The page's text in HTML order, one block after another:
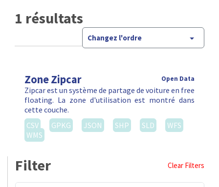
1 résultats
Changez l'ordre
Zone Zipcar Open Data
Zipcar est un système de partage de voiture en free
floating. La zone d'utilisation est montré dans
cette couche.
CSV
GPKG JSON SHP SLD
WFS
WMS
Filter Clear Filters